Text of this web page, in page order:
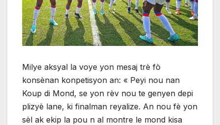
Milye aksyal la voye yon mesaj trè fò
konsènan konpetisyon an: « Peyi nou nan
Koup di Mond, se yon rèv nou te genyen depi
plizyè lane, ki finalman reyalize. An nou fè yon
sèl ak ekip la pou n al montre le mond kisa